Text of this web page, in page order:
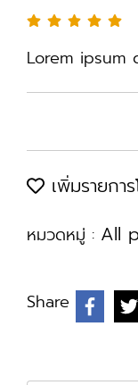
Lorem ipsum
เพิ่มรายกา
หมวดหมู่ : All
Share